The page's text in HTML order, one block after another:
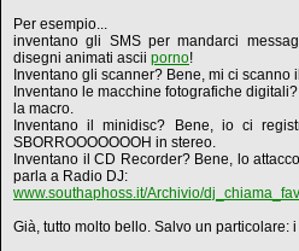
Per esempio...
inventano gli SMS per mandarci
disegni animati ascii porno!
Inventano gli scanner? Bene, mi ci scanno
Inventano le macchine fotografiche
la macro.
Inventano il minidisc? Bene, io ci
SBORROOOOOOOH in stereo.
Inventano il CD Recorder? Bene, lo
parla a Radio DJ:
www.southaphoss.it/Archivio/
Già, tutto molto bello. Salvo un particolare: i